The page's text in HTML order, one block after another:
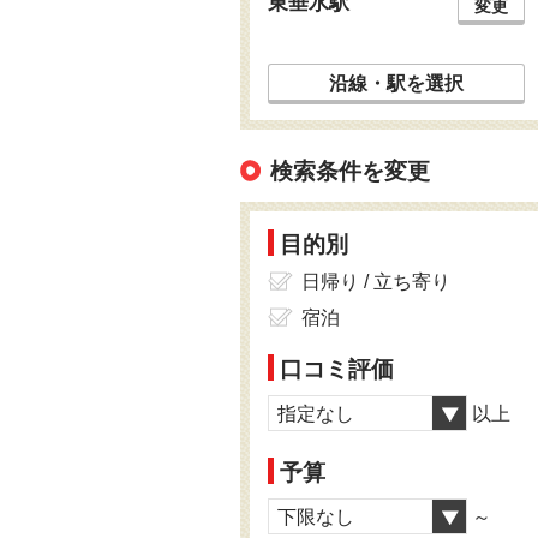
変更
沿線・駅を選択
検索条件を変更
目的別
日帰り / 立ち寄り
宿泊
口コミ評価
指定なし 以上
予算
下限なし ～